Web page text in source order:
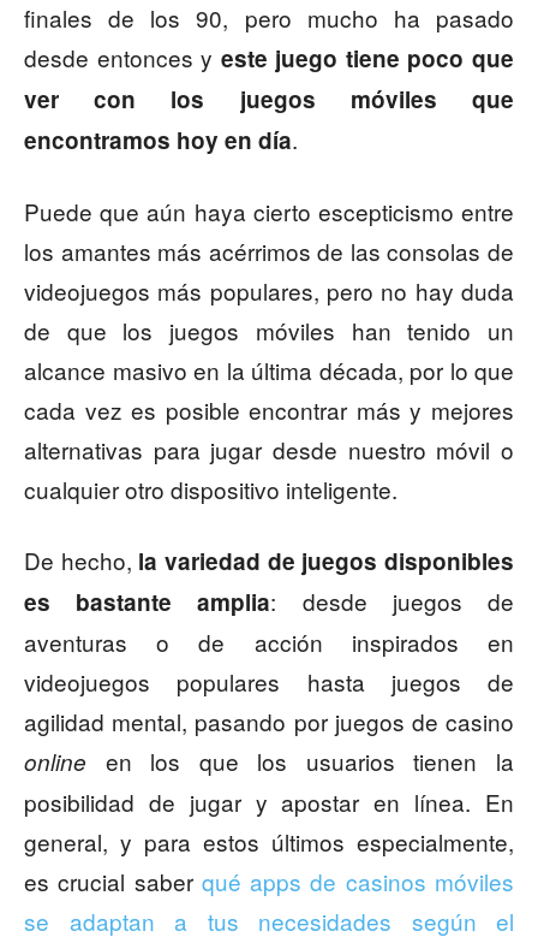
finales de los 90, pero mucho ha pasado
desde entonces y este juego tiene poco que
ver con los juegos móviles que
encontramos hoy en día.
Puede que aún haya cierto escepticismo entre
los amantes más acérrimos de las consolas de
videojuegos más populares, pero no hay duda
de que los juegos móviles han tenido un
alcance masivo en la última década, por lo que
cada vez es posible encontrar más y mejores
alternativas para jugar desde nuestro móvil o
cualquier otro dispositivo inteligente.
De hecho, la variedad de juegos disponibles
es bastante amplia: desde juegos de
aventuras o de acción inspirados en
videojuegos populares hasta juegos de
agilidad mental, pasando por juegos de casino
online en los que los usuarios tienen la
posibilidad de jugar y apostar en línea. En
general, y para estos últimos especialmente,
es crucial saber qué apps de casinos móviles
se adaptan a tus necesidades según el